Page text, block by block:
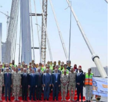
الرئيس عبد الفتاح